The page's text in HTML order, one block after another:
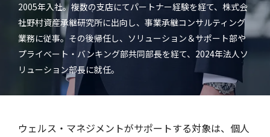
2005年入社。複数の支店にてパートナー経験を経て、株式会
社野村資産承継研究所に出向し、事業承継コンサルティング
業務に従事。その後帰任し、ソリューション＆サポート部や
プライベート・バンキング部共同部長を経て、2024年法人ソ
リューション部長に就任。
ウェルス・マネジメントがサポートする対象は、個人